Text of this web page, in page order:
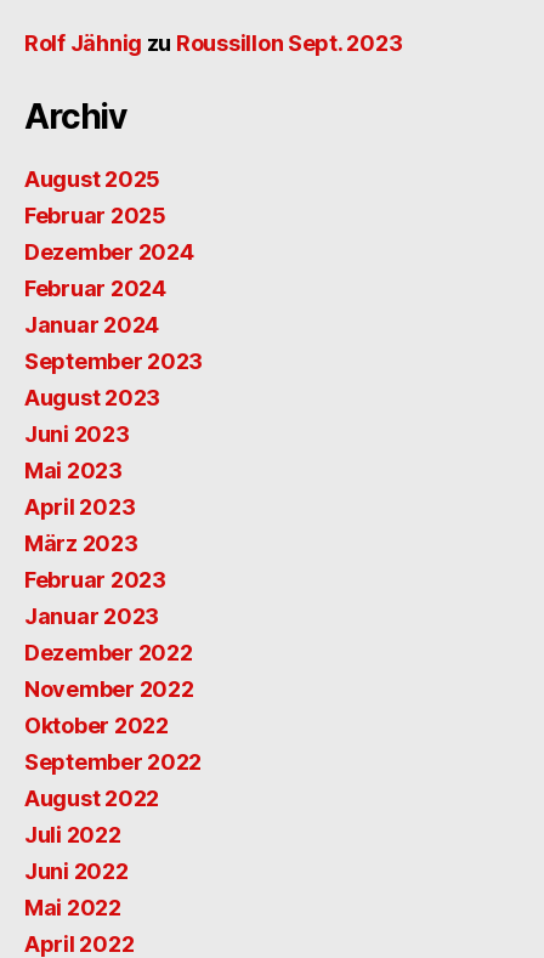
Rolf Jähnig zu Roussillon Sept. 2023
Archiv
August 2025
Februar 2025
Dezember 2024
Februar 2024
Januar 2024
September 2023
August 2023
Juni 2023
Mai 2023
April 2023
März 2023
Februar 2023
Januar 2023
Dezember 2022
November 2022
Oktober 2022
September 2022
August 2022
Juli 2022
Juni 2022
Mai 2022
April 2022